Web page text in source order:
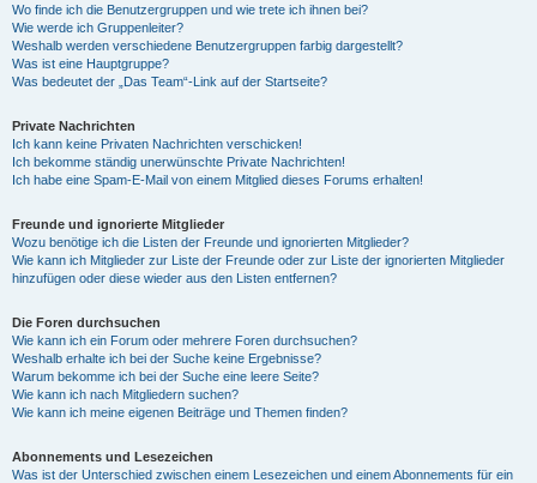
Wo finde ich die Benutzergruppen und wie trete ich ihnen bei?
Wie werde ich Gruppenleiter?
Weshalb werden verschiedene Benutzergruppen farbig dargestellt?
Was ist eine Hauptgruppe?
Was bedeutet der „Das Team“-Link auf der Startseite?
Private Nachrichten
Ich kann keine Privaten Nachrichten verschicken!
Ich bekomme ständig unerwünschte Private Nachrichten!
Ich habe eine Spam-E-Mail von einem Mitglied dieses Forums erhalten!
Freunde und ignorierte Mitglieder
Wozu benötige ich die Listen der Freunde und ignorierten Mitglieder?
Wie kann ich Mitglieder zur Liste der Freunde oder zur Liste der ignorierten Mitglieder
hinzufügen oder diese wieder aus den Listen entfernen?
Die Foren durchsuchen
Wie kann ich ein Forum oder mehrere Foren durchsuchen?
Weshalb erhalte ich bei der Suche keine Ergebnisse?
Warum bekomme ich bei der Suche eine leere Seite?
Wie kann ich nach Mitgliedern suchen?
Wie kann ich meine eigenen Beiträge und Themen finden?
Abonnements und Lesezeichen
Was ist der Unterschied zwischen einem Lesezeichen und einem Abonnements für ein